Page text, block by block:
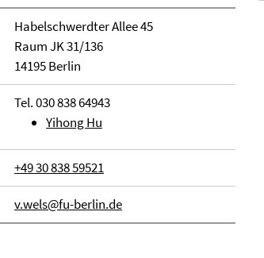
Habelschwerdter Allee 45
Raum JK 31/136
14195 Berlin
Tel. 030 838 64943
Yihong Hu
+49 30 838 59521
v.wels@fu-berlin.de